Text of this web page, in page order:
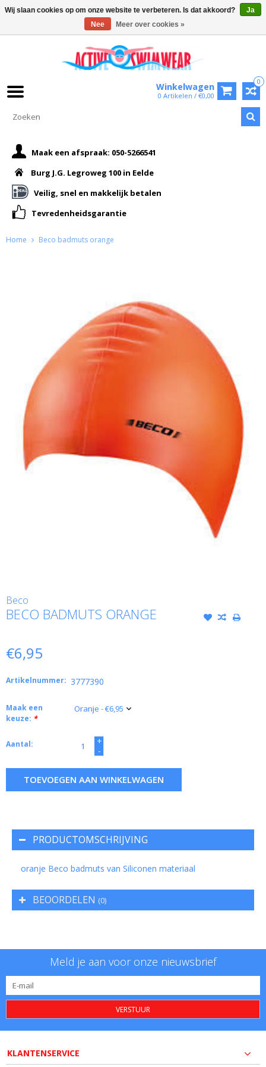
0
Winkelwagen
0 Artikelen / €0,00
Maak een afspraak: 050-5266541
Burg J.G. Legroweg 100 in Eelde
Veilig, snel en makkelijk betalen
Tevredenheidsgarantie
Home Beco badmuts orange
Beco
BECO BADMUTS ORANGE
€6,95
Artikelnummer: 3777390
Maak een
keuze: *
Aantal:
+
-
TOEVOEGEN AAN WINKELWAGEN
PRODUCTOMSCHRIJVING
oranje Beco badmuts van Siliconen materiaal
BEOORDELEN (0)
Meld je aan voor onze nieuwsbrief
VERSTUUR
KLANTENSERVICE
Wij slaan cookies op om onze website te verbeteren. Is dat akkoord?
Ja
Nee
Meer over cookies »